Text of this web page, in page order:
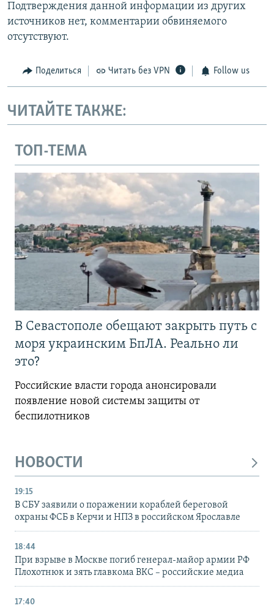
Подтверждения данной информации из других
источников нет, комментарии обвиняемого
отсутствуют.
Поделиться Читать без VPN Follow us
ЧИТАЙТЕ ТАКЖЕ:
ТОП-ТЕМА
В Севастополе обещают закрыть путь с
моря украинским БпЛА. Реально ли
это?
Российские власти города анонсировали
появление новой системы защиты от
беспилотников
НОВОСТИ
19:15
В СБУ заявили о поражении кораблей береговой
охраны ФСБ в Керчи и НПЗ в российском Ярославле
18:44
При взрыве в Москве погиб генерал-майор армии РФ
Плохотнюк и зять главкома ВКС – российские медиа
17:40